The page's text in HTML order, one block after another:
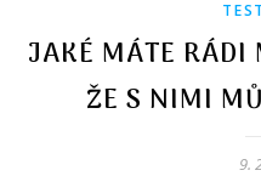
JAKÉ MÁTE RÁDI
ŽE S NIMI
9.